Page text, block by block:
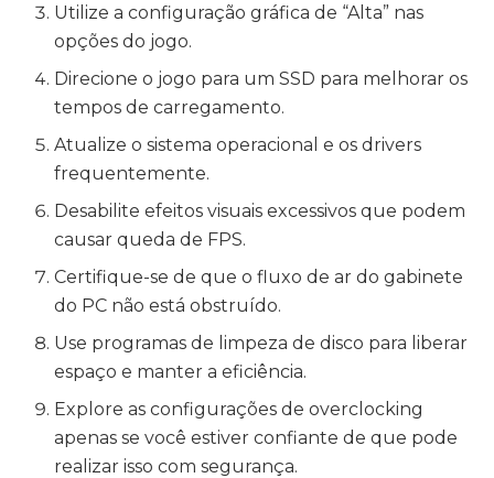
Utilize a configuração gráfica de “Alta” nas
opções do jogo.
Direcione o jogo para um SSD para melhorar os
tempos de carregamento.
Atualize o sistema operacional e os drivers
frequentemente.
Desabilite efeitos visuais excessivos que podem
causar queda de FPS.
Certifique-se de que o fluxo de ar do gabinete
do PC não está obstruído.
Use programas de limpeza de disco para liberar
espaço e manter a eficiência.
Explore as configurações de overclocking
apenas se você estiver confiante de que pode
realizar isso com segurança.